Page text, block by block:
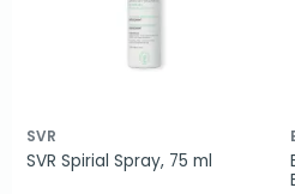
SVR
SVR Spirial Spray, 75 ml